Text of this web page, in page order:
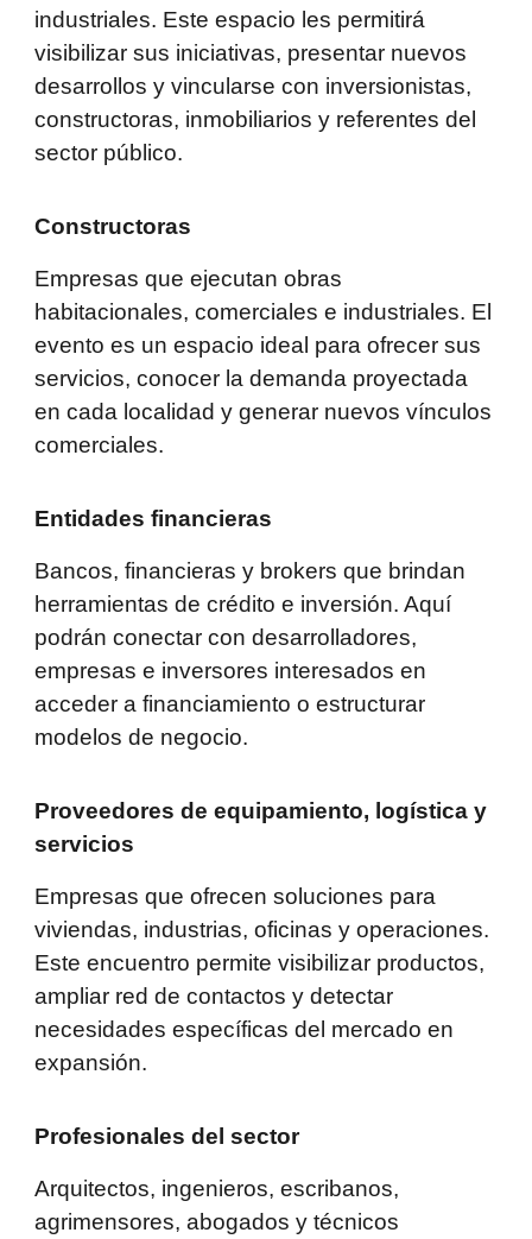
industriales. Este espacio les permitirá
visibilizar sus iniciativas, presentar nuevos
desarrollos y vincularse con inversionistas,
constructoras, inmobiliarios y referentes del
sector público.
Constructoras
Empresas que ejecutan obras
habitacionales, comerciales e industriales. El
evento es un espacio ideal para ofrecer sus
servicios, conocer la demanda proyectada
en cada localidad y generar nuevos vínculos
comerciales.
Entidades financieras
Bancos, financieras y brokers que brindan
herramientas de crédito e inversión. Aquí
podrán conectar con desarrolladores,
empresas e inversores interesados en
acceder a financiamiento o estructurar
modelos de negocio.
Proveedores de equipamiento, logística y
servicios
Empresas que ofrecen soluciones para
viviendas, industrias, oficinas y operaciones.
Este encuentro permite visibilizar productos,
ampliar red de contactos y detectar
necesidades específicas del mercado en
expansión.
Profesionales del sector
Arquitectos, ingenieros, escribanos,
agrimensores, abogados y técnicos